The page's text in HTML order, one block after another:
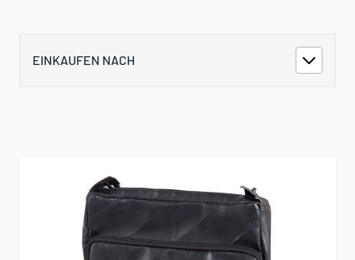
EINKAUFEN NACH